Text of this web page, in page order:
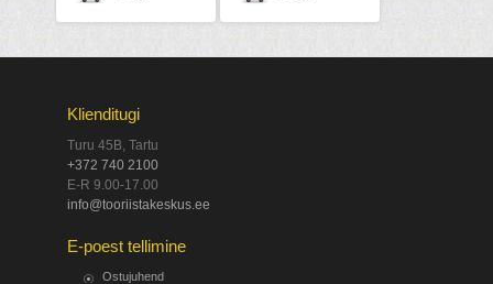
Klienditugi
Turu 45B, Tartu
+372 740 2100
E-R 9.00-17.00
info@tooriistakeskus.ee
E-poest tellimine
Ostujuhend